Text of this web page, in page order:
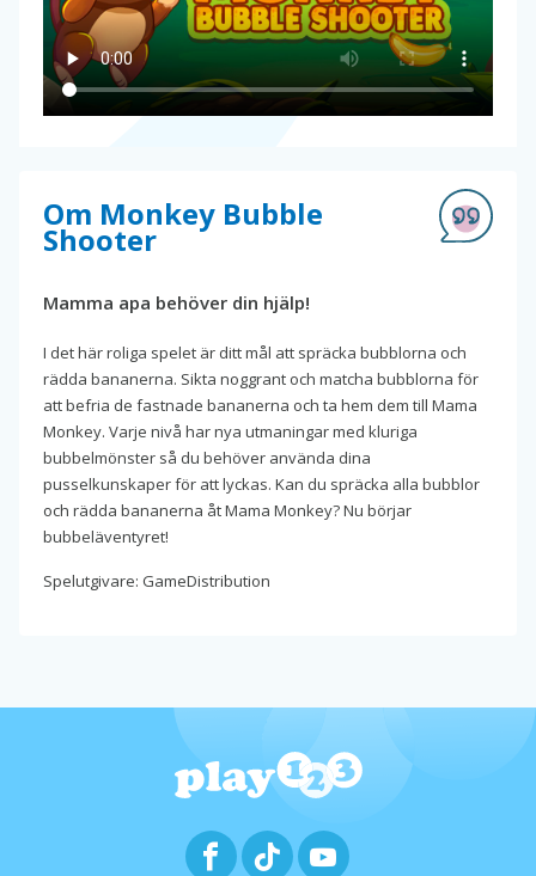
Om Monkey Bubble
Shooter
Mamma apa behöver din hjälp!
I det här roliga spelet är ditt mål att spräcka bubblorna och
rädda bananerna. Sikta noggrant och matcha bubblorna för
att befria de fastnade bananerna och ta hem dem till Mama
Monkey. Varje nivå har nya utmaningar med kluriga
bubbelmönster så du behöver använda dina
pusselkunskaper för att lyckas. Kan du spräcka alla bubblor
och rädda bananerna åt Mama Monkey? Nu börjar
bubbeläventyret!
Spelutgivare: GameDistribution